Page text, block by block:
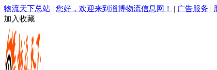
物流天下总站 | 您好，欢迎来到淄博物流信息网！ | 广告服务 |
加入收藏